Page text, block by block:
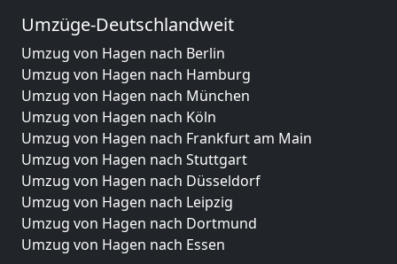
Umzüge-Deutschlandweit
Umzug von Hagen nach Berlin
Umzug von Hagen nach Hamburg
Umzug von Hagen nach München
Umzug von Hagen nach Köln
Umzug von Hagen nach Frankfurt am Main
Umzug von Hagen nach Stuttgart
Umzug von Hagen nach Düsseldorf
Umzug von Hagen nach Leipzig
Umzug von Hagen nach Dortmund
Umzug von Hagen nach Essen